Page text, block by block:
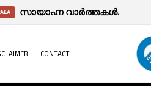
സായാഹ്ന വാര്‍ത്തകള്‍.
CONTACT